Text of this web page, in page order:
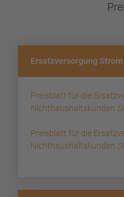
Ersatzversorgung
Preisblatt für die
Nichthaushaltskunden
Preisblatt für die
Nichthaushaltskunden